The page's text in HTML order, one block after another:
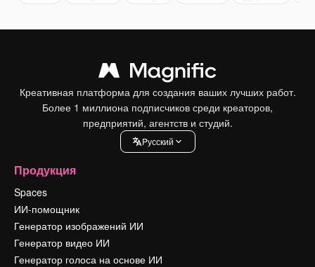
Креативная платформа для создания ваших лучших работ.
Более 1 миллиона подписчиков среди креаторов,
предприятий, агентств и студий.
Pусский
Продукция
Spaces
ИИ-помощник
Генератор изображений ИИ
Генератор видео ИИ
Генератор голоса на основе ИИ